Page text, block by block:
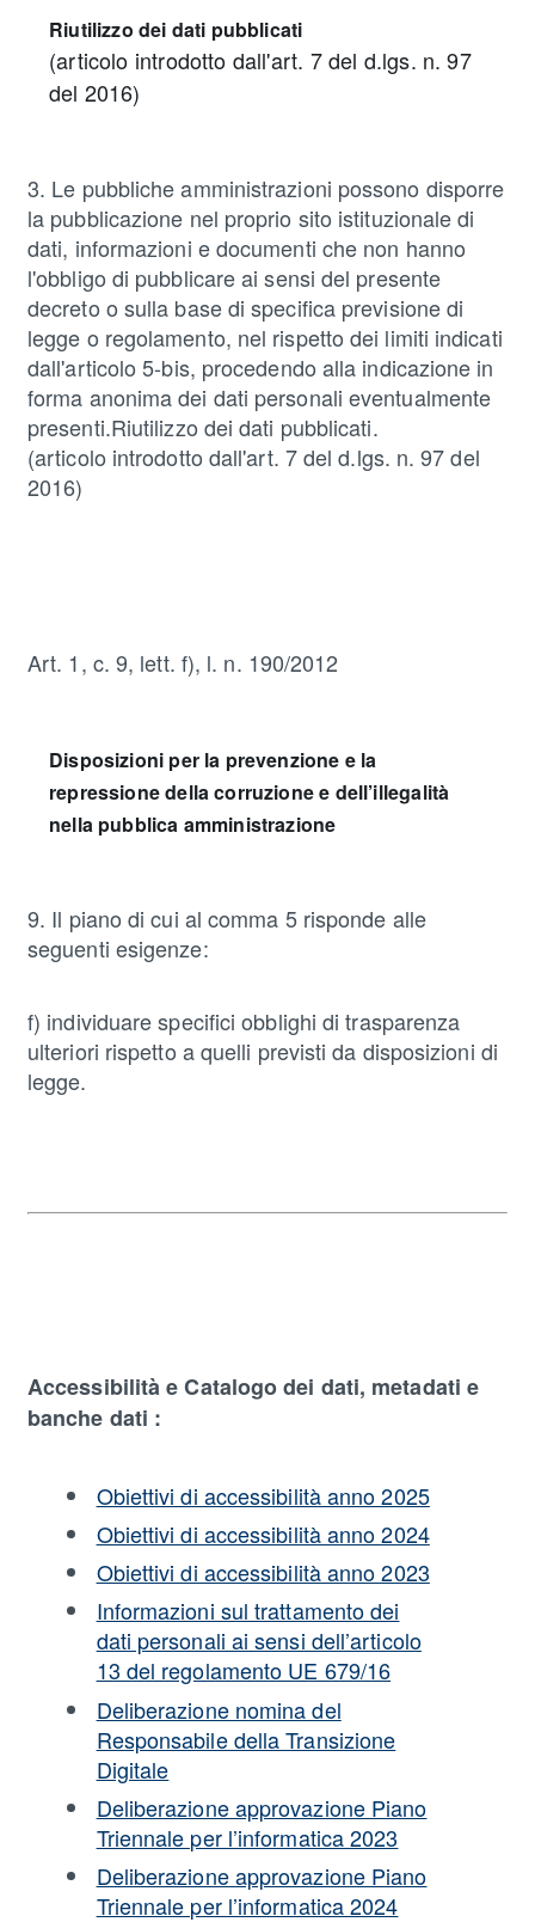
Riutilizzo dei dati pubblicati
(articolo introdotto dall'art. 7 del d.lgs. n. 97
del 2016)
3. Le pubbliche amministrazioni possono disporre
la pubblicazione nel proprio sito istituzionale di
dati, informazioni e documenti che non hanno
l'obbligo di pubblicare ai sensi del presente
decreto o sulla base di specifica previsione di
legge o regolamento, nel rispetto dei limiti indicati
dall'articolo 5-bis, procedendo alla indicazione in
forma anonima dei dati personali eventualmente
presenti.Riutilizzo dei dati pubblicati.
(articolo introdotto dall'art. 7 del d.lgs. n. 97 del
2016)
Art. 1, c. 9, lett. f), l. n. 190/2012
Disposizioni per la prevenzione e la
repressione della corruzione e dell’illegalità
nella pubblica amministrazione
9. Il piano di cui al comma 5 risponde alle
seguenti esigenze:
f) individuare specifici obblighi di trasparenza
ulteriori rispetto a quelli previsti da disposizioni di
legge.
Accessibilità e Catalogo dei dati, metadati e
banche dati :
Obiettivi di accessibilità anno 2025
Obiettivi di accessibilità anno 2024
Obiettivi di accessibilità anno 2023
Informazioni sul trattamento dei
dati personali ai sensi dell’articolo
13 del regolamento UE 679/16
Deliberazione nomina del
Responsabile della Transizione
Digitale
Deliberazione approvazione Piano
Triennale per l’informatica 2023
Deliberazione approvazione Piano
Triennale per l’informatica 2024